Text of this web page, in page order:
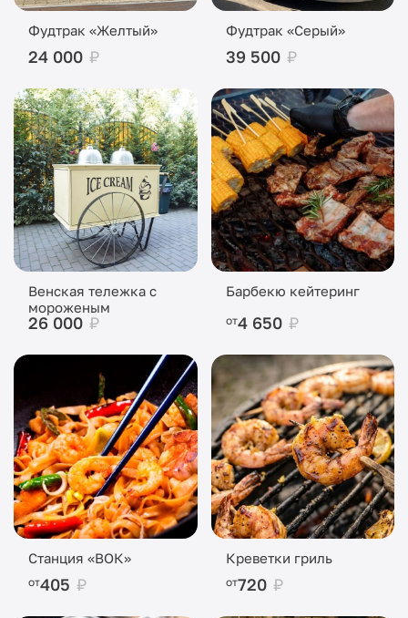
Фудтрак «Желтый»
24 000 ₽
Фудтрак «Серый»
39 500 ₽
Венская тележка с
мороженым
26 000 ₽
Барбекю кейтеринг
от4 650 ₽
Станция «ВОК»
от405 ₽
Креветки гриль
от720 ₽